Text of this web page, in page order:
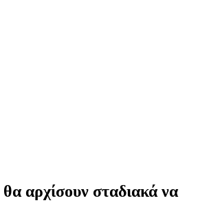
αρχίσουν σταδιακά να